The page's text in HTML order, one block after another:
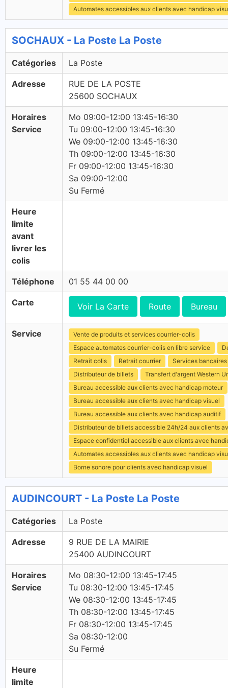
Automates accessibles aux clients avec handicap
SOCHAUX - La Poste La Poste
Catégories La Poste
Adresse
RUE DE LA POSTE
25600 SOCHAUX
Horaires
Service
Mo 09:00-12:00 13:45-16:30
Tu 09:00-12:00 13:45-16:30
We 09:00-12:00 13:45-16:30
Th 09:00-12:00 13:45-16:30
Fr 09:00-12:00 13:45-16:30
Sa 09:00-12:00
Su Fermé
Heure
limite
avant
livrer les
colis
Téléphone 01 55 44 00 00
Carte Voir La Carte Route Bureau
Service
Vente de produits et services courrier-colis
Espace automates courrier-colis en libre service
Retrait colis
Retrait courrier
Services bancaires
Distributeur de billets
Transfert d'argent Western
Bureau accessible aux clients avec handicap moteur
Bureau accessible aux clients avec handicap visuel
Bureau accessible aux clients avec handicap auditif
Distributeur de billets accessible 24h/24 aux clients
Espace confidentiel accessible aux clients avec
Automates accessibles aux clients avec handicap
Borne sonore pour clients avec handicap visuel
AUDINCOURT - La Poste La Poste
Catégories La Poste
Adresse
9 RUE DE LA MAIRIE
25400 AUDINCOURT
Horaires
Service
Mo 08:30-12:00 13:45-17:45
Tu 08:30-12:00 13:45-17:45
We 08:30-12:00 13:45-17:45
Th 08:30-12:00 13:45-17:45
Fr 08:30-12:00 13:45-17:45
Sa 08:30-12:00
Su Fermé
Heure
limite